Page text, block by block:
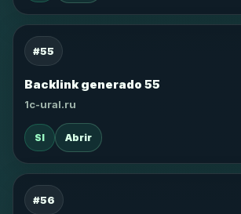
#55
Backlink generado 55
1c-ural.ru
SI Abrir
#56